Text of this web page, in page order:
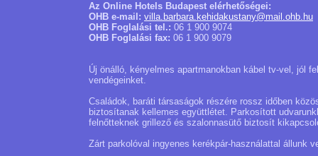
Az Online Hotels Budapest elérhetőségei:
OHB e-mail: villa.barbara.kehidakustany@mail.ohb.hu
OHB Foglalási tel.: 06 1 900 9074
OHB Foglalási fax: 06 1 900 9079
Új önálló, kényelmes apartmanokban kábel tv-vel, jól
vendégeinket.
Családok, baráti társaságok részére rossz időben
biztosítanak kellemes együttlétet. Parkosított
felnőtteknek grillező és szalonnasütő biztosít
Zárt parkolóval ingyenes kerékpár-használattal állunk